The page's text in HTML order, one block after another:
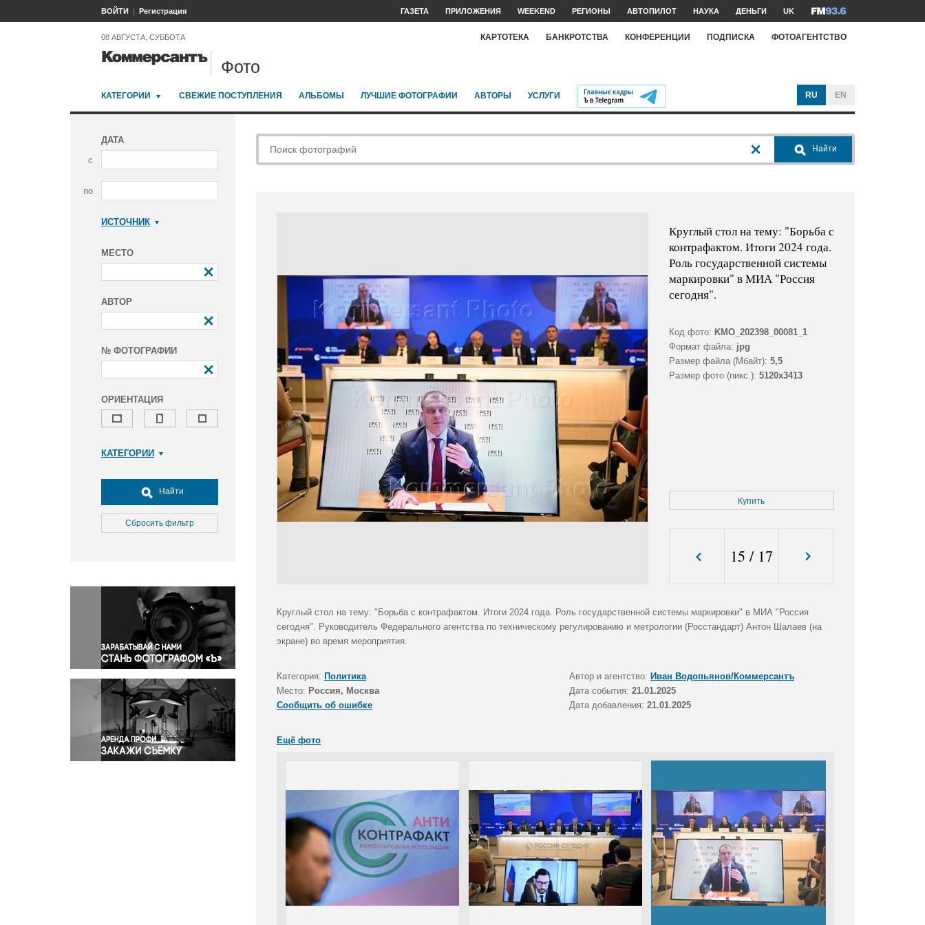
ВОЙТИ Регистрация ГАЗЕТА ПРИЛОЖЕНИЯ WEEKEND РЕГИОНЫ АВТОПИЛОТ НАУКА ДЕНЬГИ UK
08 АВГУСТА, СУББОТА КАРТОТЕКА БАНКРОТСТВА КОНФЕРЕНЦИИ ПОДПИСКА ФОТОАГЕНТСТВО
Фото
КАТЕГОРИИ СВЕЖИЕ ПОСТУПЛЕНИЯ АЛЬБОМЫ ЛУЧШИЕ ФОТОГРАФИИ АВТОРЫ УСЛУГИ RU EN
ДАТА
с
по
ИСТОЧНИК
МЕСТО
АВТОР
№ ФОТОГРАФИИ
ОРИЕНТАЦИЯ
КАТЕГОРИИ
Досуг, туризм и отдых
Культура
Медицина
Окружающая среда
Политика
Правосудие
Происшествия и конфликты
Религия
Светская жизнь
Спорт
Экология
Экономика и бизнес
Найти
Сбросить фильтр
Найти
Круглый стол на тему: "Борьба с
контрафактом. Итоги 2024 года.
Роль государственной системы
маркировки" в МИА "Россия
сегодня".
Код фото: KMO_202398_00081_1
Формат файла: jpg
Размер файла (Мбайт): 5,5
Размер фото (пикс.): 5120x3413
Купить
15 / 17
Круглый стол на тему: "Борьба с контрафактом. Итоги 2024 года. Роль государственной системы маркировки" в МИА "Россия
сегодня". Руководитель Федерального агентства по техническому регулированию и метрологии (Росстандарт) Антон Шалаев (на
экране) во время мероприятия.
Категория: Политика Автор и агентство: Иван Водопьянов/Коммерсантъ
Место: Россия, Москва Дата события: 21.01.2025
Сообщить об ошибке
Дата добавления: 21.01.2025
Ещё фото